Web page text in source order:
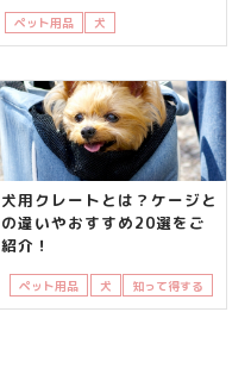
ペット用品 犬
犬用クレートとは？ケージと
の違いやおすすめ20選をご
紹介！
ペット用品 犬 知って得する